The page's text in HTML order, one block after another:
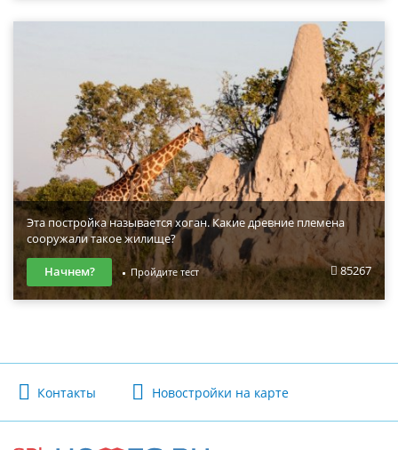
Эта постройка называется хоган. Какие древние племена
сооружали такое жилище?
85267
Начнем? Пройдите тест
Контакты Новостройки на карте